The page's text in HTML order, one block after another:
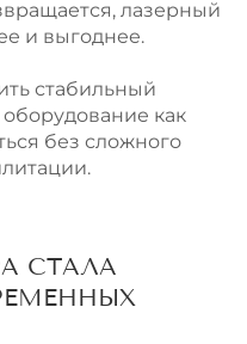
лазерный
и выгоднее.
стабильный
как
без сложного
СТАЛА